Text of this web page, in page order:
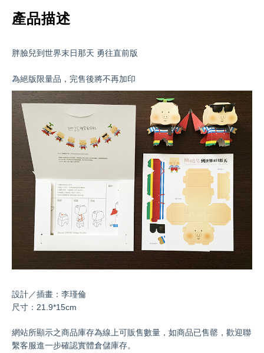
產品描述
胖臉兒到世界末日那天 勇往直前版
為絕版限量品，完售後將不再加印
設計／插畫：李瑾倫
尺寸：21.9*15cm
網站所顯示之商品庫存為線上可販售數量，如商品已售罄，歡迎聯
繫客服進一步確認實體倉儲庫存。